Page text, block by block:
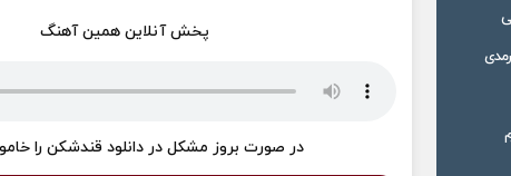
پخش آنلاین همین آهنگ
در صورت بروز مشکل در دانلود قندشکن را